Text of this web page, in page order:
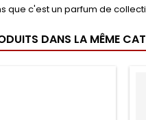
que c'est un parfum de
DANS LA MÊME